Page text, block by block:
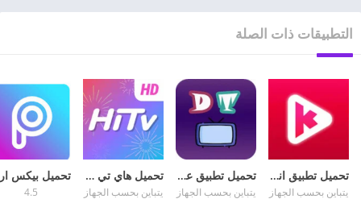
التطبيقات ذات الصلة
تحميل تطبيق انمي كلاستر Anime Klaster APK مهكر مجانا
يتباين بحسب الجهاز
تحميل تطبيق عالم الدراما Drama world Apk مهكر من ميديا فاير
يتباين بحسب الجهاز
تحميل هاي تي في HiTV 2026 لمشاهدة الدراما الكورية للأندرويد
يتباين بحسب الجهاز 4.5